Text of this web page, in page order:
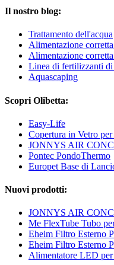
Il nostro blog:
Trattamento dell'acqua
Alimentazione
Alimentazione
Linea di fertilizzanti
Aquascaping
Scopri Olibetta:
Easy-Life
Copertura in Vetro
JONNYS AIR
Pontec PondoThermo
Europet Base di
Nuovi prodotti:
JONNYS AIR
Me FlexTube Tubo
Eheim Filtro Esterno
Eheim Filtro Esterno
Alimentatore LED